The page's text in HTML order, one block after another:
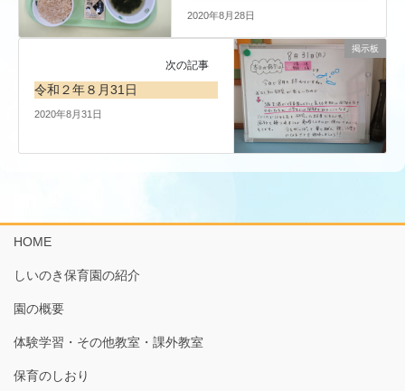
2020年8月28日
掲示板
次の記事
令和２年８月31日
2020年8月31日
HOME
しいのき保育園の紹介
園の概要
体験学習・その他教室・課外教室
保育のしおり